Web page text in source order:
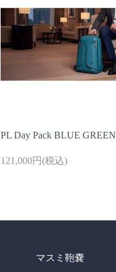
PL Day Pack BLUE GREEN
121,000円(税込)
マスミ鞄嚢